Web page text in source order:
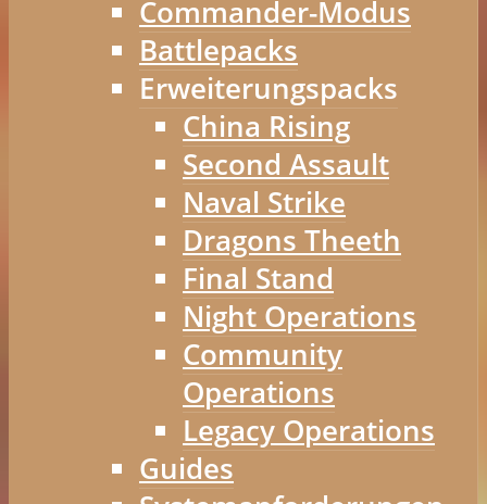
Commander-Modus
Battlepacks
Erweiterungspacks
China Rising
Second Assault
Naval Strike
Dragons Theeth
Final Stand
Night Operations
Community
Operations
Legacy Operations
Guides